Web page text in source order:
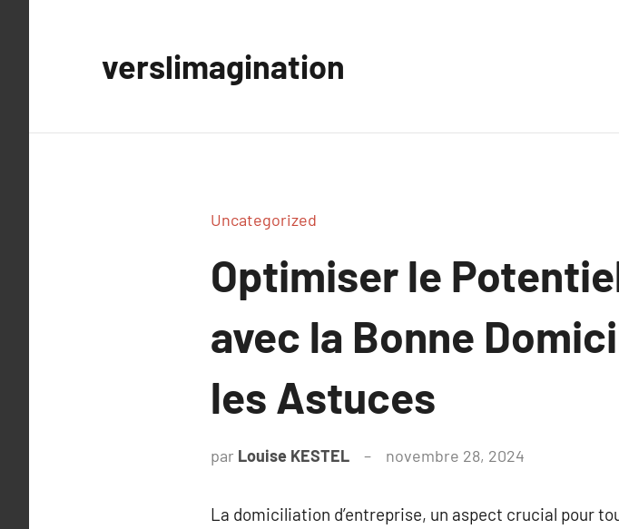
verslimagination
Uncategorized
Optimiser le
avec la Bonne
les Astuces
par Louise KESTEL novembre 28, 2024
La domiciliation d’entreprise, un aspect crucial pour